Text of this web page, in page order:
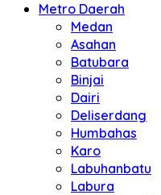
Metro Daerah
Medan
Asahan
Batubara
Binjai
Dairi
Deliserdang
Humbahas
Karo
Labuhanbatu
Labura